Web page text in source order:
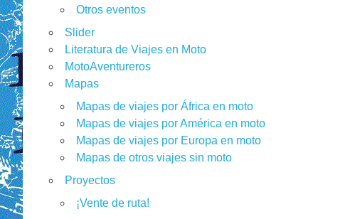
Otros eventos
Slider
Literatura de Viajes en Moto
MotoAventureros
Mapas
Mapas de viajes por África en moto
Mapas de viajes por América en moto
Mapas de viajes por Europa en moto
Mapas de otros viajes sin moto
Proyectos
¡Vente de ruta!